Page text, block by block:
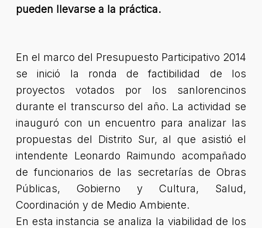
pueden llevarse a la práctica.
En el marco del Presupuesto Participativo 2014
se inició la ronda de factibilidad de los
proyectos votados por los sanlorencinos
durante el transcurso del año. La actividad se
inauguró con un encuentro para analizar las
propuestas del Distrito Sur, al que asistió el
intendente Leonardo Raimundo acompañado
de funcionarios de las secretarías de Obras
Públicas, Gobierno y Cultura, Salud,
Coordinación y de Medio Ambiente.
En esta instancia se analiza la viabilidad de los